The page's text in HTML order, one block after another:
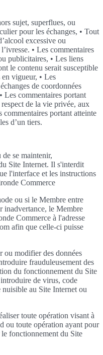
sujet, superflues, ou
pour les échanges, • Tout
excessive ou
• Les commentaires
publicitaires, • Les liens
le contenu serait susceptible
vigueur, • Les
de coordonnées
Les commentaires portant
de la vie privée, aux
commentaires portant atteinte
d’un tiers.
se maintenir,
Site Internet. Il s'interdit
l'interface et les instructions
Commerce
ou si le Membre entre
inadvertance, le Membre
Commerce à l'adresse
afin que celle-ci puisse
ou modifier des données
frauduleusement des
du fonctionnement du Site
de virus, code
au Site Internet ou
toute opération visant à
ou toute opération ayant pour
fonctionnement du Site